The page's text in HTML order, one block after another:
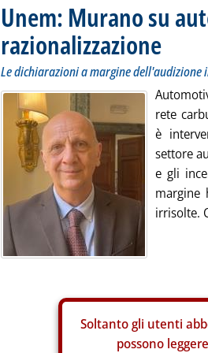
Unem: Murano su
razionalizzazione
Le dichiarazioni a margine dell'audizione
rete
è
settore
e gli
margine
irrisolte.
Soltanto gli utenti
possono